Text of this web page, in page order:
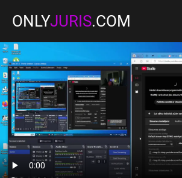
ONLYJURIS.COM